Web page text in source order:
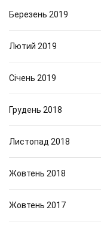
Березень 2019
Лютий 2019
Січень 2019
Грудень 2018
Листопад 2018
Жовтень 2018
Жовтень 2017